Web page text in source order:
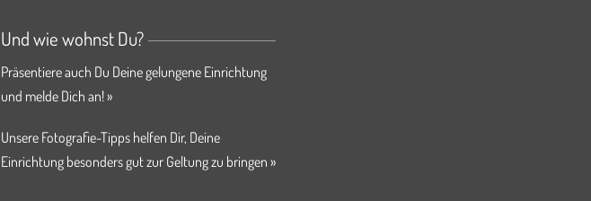
Und wie wohnst Du?
Präsentiere auch Du Deine gelungene Einrichtung
und melde Dich an! »
Unsere Fotografie-Tipps helfen Dir, Deine
Einrichtung besonders gut zur Geltung zu bringen »